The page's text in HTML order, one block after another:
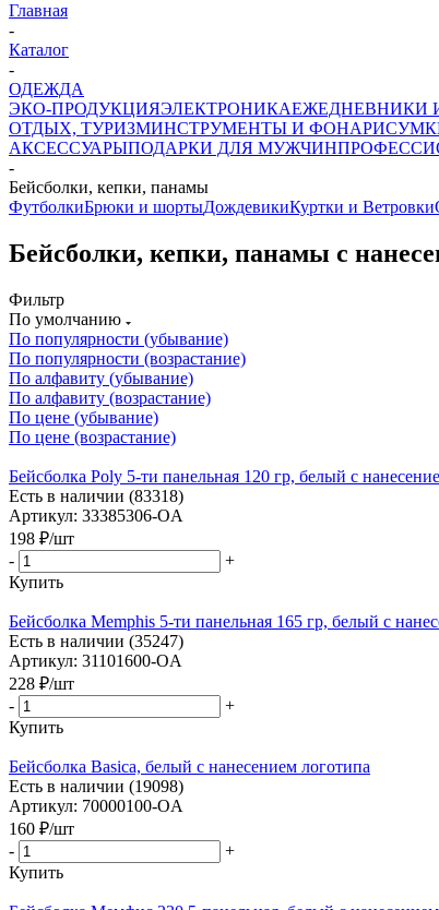
Главная
-
Каталог
-
ОДЕЖДА
ЭКО-ПРОДУКЦИЯЭЛЕКТРОНИКАЕЖЕДНЕВНИКИ
ОТДЫХ, ТУРИЗМИНСТРУМЕНТЫ И ФОНАРИ
АКСЕССУАРЫПОДАРКИ ДЛЯ МУЖЧИН
-
Бейсболки, кепки, панамы
ФутболкиБрюки и шортыДождевикиКуртки и Ветровки
Бейсболки, кепки, панамы с
Фильтр
По умолчанию
По популярности (убывание)
По популярности (возрастание)
По алфавиту (убывание)
По алфавиту (возрастание)
По цене (убывание)
По цене (возрастание)
Бейсболка Poly 5-ти панельная 120 гр, белый с
Есть в наличии (83318)
Артикул: 33385306-OA
198 ₽/шт
-
+
Купить
Бейсболка Memphis 5-ти панельная 165 гр, белый с
Есть в наличии (35247)
Артикул: 31101600-OA
228 ₽/шт
-
+
Купить
Бейсболка Basica, белый с нанесением логотипа
Есть в наличии (19098)
Артикул: 70000100-OA
160 ₽/шт
-
+
Купить